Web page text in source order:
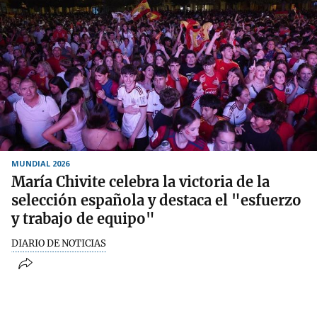
MUNDIAL 2026
María Chivite celebra la victoria de la
selección española y destaca el "esfuerzo
y trabajo de equipo"
DIARIO DE NOTICIAS